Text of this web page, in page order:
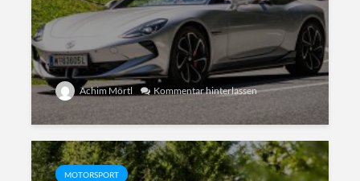
Achim Mörtl Kommentar hinterlassen
MOTORSPORT